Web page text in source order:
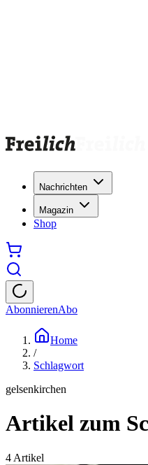
Nachrichten
Magazin
Shop
AbonnierenAbo
Home
/
Schlagwort
gelsenkirchen
Artikel zum
4 Artikel